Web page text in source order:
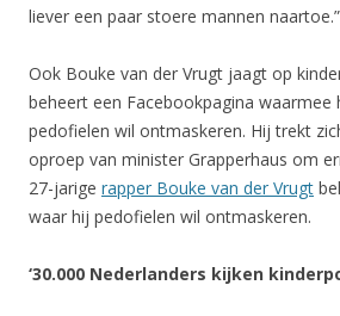
liever een paar stoere mannen naartoe.”
Ook Bouke van der Vrugt jaagt op
beheert een Facebookpagina waarmee
pedofielen wil ontmaskeren. Hij trekt
oproep van minister Grapperhaus om
27-jarige rapper Bouke van der Vrugt
waar hij pedofielen wil ontmaskeren.
‘30.000 Nederlanders kijken